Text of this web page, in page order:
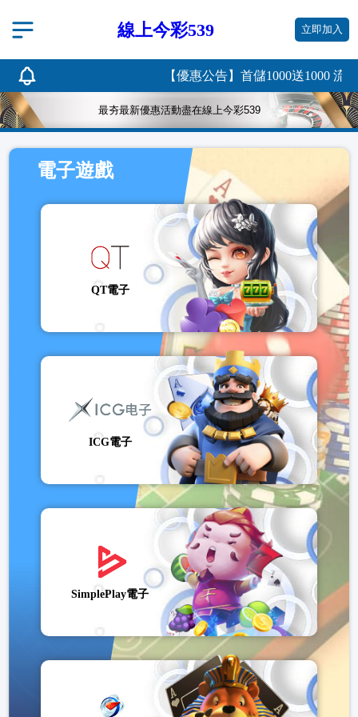
線上今彩539 立即加入
【優惠公告】首儲1000送1000 流水
最夯最新優惠活動盡在線上今彩539
電子遊戲
QT電子
ICG電子
SimplePlay電子